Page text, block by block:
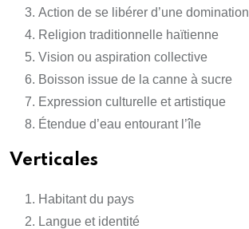
Action de se libérer d’une domination
Religion traditionnelle haïtienne
Vision ou aspiration collective
Boisson issue de la canne à sucre
Expression culturelle et artistique
Étendue d’eau entourant l’île
Verticales
Habitant du pays
Langue et identité